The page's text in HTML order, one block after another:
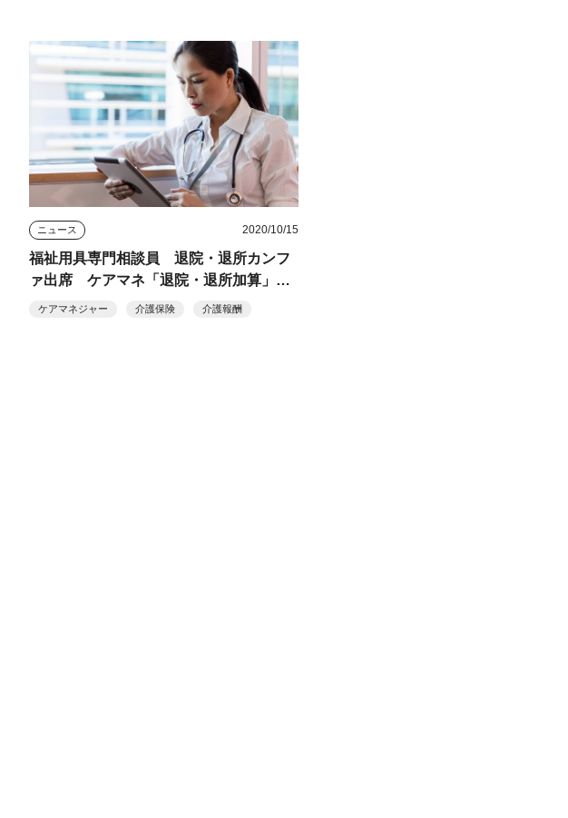
ニュース 2020/10/15
福祉用具専門相談員 退院・退所カンフ
ァ出席 ケアマネ「退院・退所加算」要
件に
ケアマネジャー 介護保険 介護報酬